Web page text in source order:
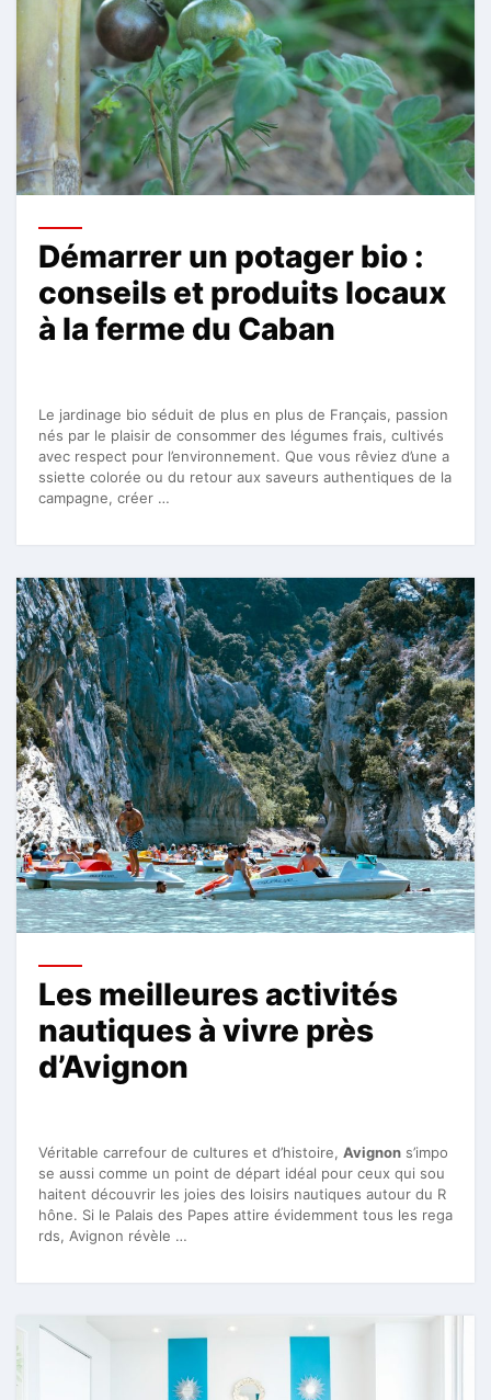
Démarrer un potager bio :
conseils et produits locaux
à la ferme du Caban
Le jardinage bio séduit de plus en plus de Français, passion
nés par le plaisir de consommer des légumes frais, cultivés
avec respect pour l’environnement. Que vous rêviez d’une a
ssiette colorée ou du retour aux saveurs authentiques de la
campagne, créer …
Les meilleures activités
nautiques à vivre près
d’Avignon
Véritable carrefour de cultures et d’histoire, Avignon s’impo
se aussi comme un point de départ idéal pour ceux qui sou
haitent découvrir les joies des loisirs nautiques autour du R
hône. Si le Palais des Papes attire évidemment tous les rega
rds, Avignon révèle …